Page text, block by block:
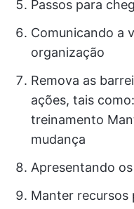
Passos para
Comunicando a
organização
Remova as
ações, tais
treinamento
mudança
Apresentando
Manter recursos